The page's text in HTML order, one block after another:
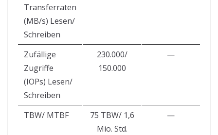
Transferraten
(MB/s) Lesen/
Schreiben
Zufällige
Zugriffe
(IOPs) Lesen/
Schreiben
230.000/
150.000
—
TBW/ MTBF
75 TBW/ 1,6
Mio. Std.
—